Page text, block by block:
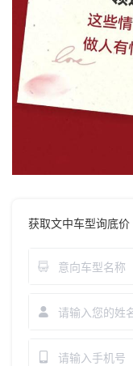
获取文中车型询底价